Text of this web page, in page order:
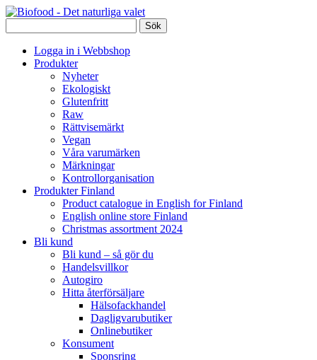
Logga in i Webbshop
Produkter
Nyheter
Ekologiskt
Glutenfritt
Raw
Rättvisemärkt
Vegan
Våra varumärken
Märkningar
Kontrollorganisation
Produkter Finland
Product catalogue in English for Finland
English online store Finland
Christmas assortment 2024
Bli kund
Bli kund – så gör du
Handelsvillkor
Autogiro
Hitta återförsäljare
Hälsofackhandel
Dagligvarubutiker
Onlinebutiker
Konsument
Sponsring